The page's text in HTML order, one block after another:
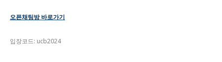
오픈채팅방 바로가기
입장코드: ucb2024